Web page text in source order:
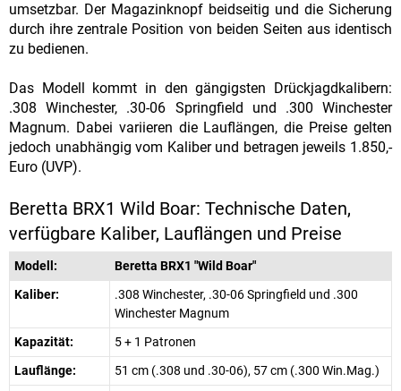
umsetzbar. Der Magazinknopf beidseitig und die Sicherung
durch ihre zentrale Position von beiden Seiten aus identisch
zu bedienen.
Das Modell kommt in den gängigsten Drückjagdkalibern:
.308 Winchester, .30-06 Springfield und .300 Winchester
Magnum. Dabei variieren die Lauflängen, die Preise gelten
jedoch unabhängig vom Kaliber und betragen jeweils 1.850,-
Euro (UVP).
Beretta BRX1 Wild Boar: Technische Daten,
verfügbare Kaliber, Lauflängen und Preise
Modell:
Beretta BRX1 "Wild Boar"
Kaliber:
.308 Winchester, .30-06 Springfield und .300
Winchester Magnum
Kapazität:
5 + 1 Patronen
Lauflänge:
51 cm (.308 und .30-06), 57 cm (.300 Win.Mag.)